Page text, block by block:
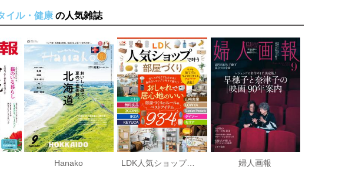
イル・健康 の人気雑誌
Hanako LDK人気ショップで叶う部屋づくり 婦人画報